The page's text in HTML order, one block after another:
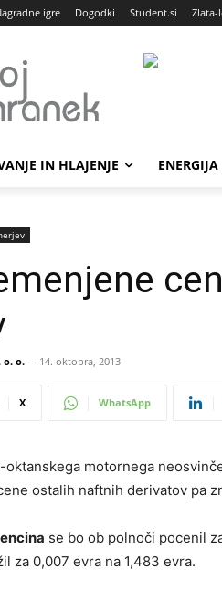
igre Dogodki Student.si Zlata-
IN HLAJENJE
o. o. - 14. oktobra, 2013
X WhatsApp
oktanskega motornega
ostalih naftnih derivatov pa
se bo ob polnoči pocenil
za 0,007 evra na 1,483 evra.